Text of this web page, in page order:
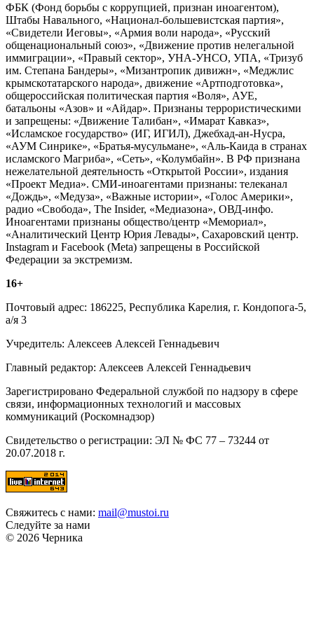
ФБК (Фонд борьбы с коррупцией, признан иноагентом),
Штабы Навального, «Национал-большевистская партия»,
«Свидетели Иеговы», «Армия воли народа», «Русский
общенациональный союз», «Движение против нелегальной
иммиграции», «Правый сектор», УНА-УНСО, УПА, «Тризуб
им. Степана Бандеры», «Мизантропик дивижн», «Меджлис
крымскотатарского народа», движение «Артподготовка»,
общероссийская политическая партия «Воля», АУЕ,
батальоны «Азов» и «Айдар». Признаны террористическими
и запрещены: «Движение Талибан», «Имарат Кавказ»,
«Исламское государство» (ИГ, ИГИЛ), Джебхад-ан-Нусра,
«АУМ Синрике», «Братья-мусульмане», «Аль-Каида в странах
исламского Магриба», «Сеть», «Колумбайн». В РФ признана
нежелательной деятельность «Открытой России», издания
«Проект Медиа». СМИ-иноагентами признаны: телеканал
«Дождь», «Медуза», «Важные истории», «Голос Америки»,
радио «Свобода», The Insider, «Медиазона», ОВД-инфо.
Иноагентами признаны общество/центр «Мемориал»,
«Аналитический Центр Юрия Левады», Сахаровский центр.
Instagram и Facebook (Metа) запрещены в Российской
Федерации за экстремизм.
16+
Почтовый адрес: 186225, Республика Карелия, г. Кондопога-5,
а/я 3
Учредитель: Алексеев Алексей Геннадьевич
Главный редактор: Алексеев Алексей Геннадьевич
Зарегистрировано Федеральной службой по надзору в сфере
связи, информационных технологий и массовых
коммуникаций (Роскомнадзор)
Свидетельство о регистрации: ЭЛ № ФС 77 – 73244 от
20.07.2018 г.
Свяжитесь с нами: mail@mustoi.ru
Следуйте за нами
© 2026 Черника